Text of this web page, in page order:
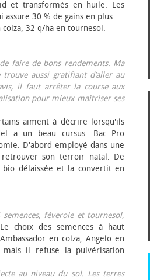
et transformés en huile. Les
30 % de gains en plus.
32 q/ha en tournesol.
faire de bons rendements. Ma
aussi gratifiant d’aller au
il faut arrêter la course aux
pour mieux maîtriser ses
aiment à décrire lorsqu'ils
a un beau cursus. Bac Pro
D'abord employé dans une
retrouver son terroir natal. De
délaissée et la convertit en
féverole et tournesol,
choix des semences à haut
en colza, Angelo en
mais il refuse la pulvérisation
au niveau du sol. Les terres